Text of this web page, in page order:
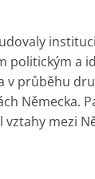
politickým a
v průběhu
Německa.
mezi